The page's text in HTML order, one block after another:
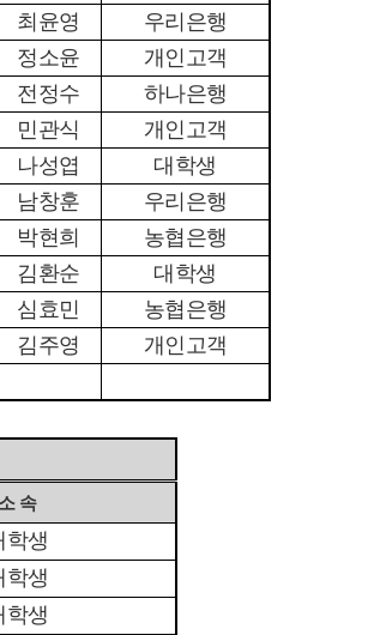
최윤영
우리은행
정소윤
개인고객
전정수
하나은행
민관식
개인고객
나성엽
대학생
남창훈
우리은행
박현희
농협은행
김환순
대학생
심효민
농협은행
김주영
개인고객
소 속
학생
학생
학생